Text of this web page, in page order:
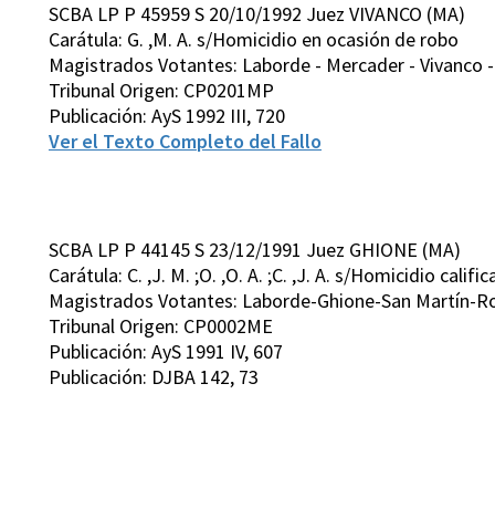
SCBA LP P 45959 S 20/10/1992 Juez VIVANCO (MA)
Carátula: G. ,M. A. s/Homicidio en ocasión de robo
Magistrados Votantes: Laborde - Mercader - Vivanco
Tribunal Origen: CP0201MP
Publicación: AyS 1992 III, 720
Ver el Texto Completo del Fallo
SCBA LP P 44145 S 23/12/1991 Juez GHIONE (MA)
Carátula: C. ,J. M. ;O. ,O. A. ;C. ,J. A. s/Homicidio
Magistrados Votantes: Laborde-Ghione-San Martín-
Tribunal Origen: CP0002ME
Publicación: AyS 1991 IV, 607
Publicación: DJBA 142, 73